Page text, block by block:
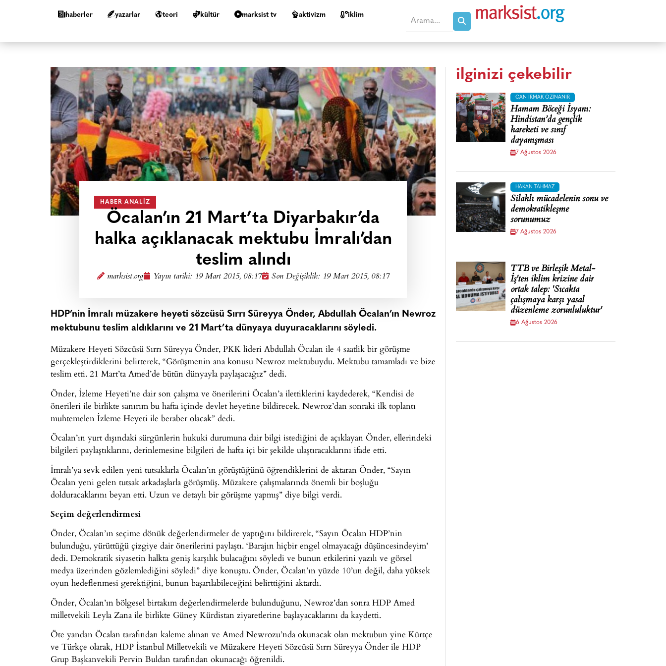
haberler yazarlar teori kültür marksist tv aktivizm i̇klim
HABER ANALIZ
Öcalan’ın 21 Mart’ta Diyarbakır’da
halka açıklanacak mektubu İmralı’dan
teslim alındı
marksist.org Yayın tarihi: 19 Mart 2015, 08:17 Son Değişiklik: 19 Mart 2015, 08:17
HDP’nin İmralı müzakere heyeti sözcüsü Sırrı Süreyya Önder, Abdullah Öcalan’ın Newroz
mektubunu teslim aldıklarını ve 21 Mart’ta dünyaya duyuracaklarını söyledi.
Müzakere Heyeti Sözcüsü Sırrı Süreyya Önder, PKK lideri Abdullah Öcalan ile 4 saatlik bir görüşme
gerçekleştirdiklerini belirterek, “Görüşmenin ana konusu Newroz mektubuydu. Mektubu tamamladı ve bize
teslim etti. 21 Mart’ta Amed’de bütün dünyayla paylaşacağız” dedi.
Önder, İzleme Heyeti’ne dair son çalışma ve önerilerini Öcalan’a ilettiklerini kaydederek, “Kendisi de
önerileri ile birlikte sanırım bu hafta içinde devlet heyetine bildirecek. Newroz’dan sonraki ilk toplantı
muhtemelen İzleme Heyeti ile beraber olacak” dedi.
Öcalan’ın yurt dışındaki sürgünlerin hukuki durumuna dair bilgi istediğini de açıklayan Önder, ellerindeki
bilgileri paylaştıklarını, derinlemesine bilgileri de hafta içi bir şekilde ulaştıracaklarını ifade etti.
İmralı’ya sevk edilen yeni tutsaklarla Öcalan’ın görüştüğünü öğrendiklerini de aktaran Önder, “Sayın
Öcalan yeni gelen tutsak arkadaşlarla görüşmüş. Müzakere çalışmalarında önemli bir boşluğu
dolduracaklarını beyan etti. Uzun ve detaylı bir görüşme yapmış” diye bilgi verdi.
Seçim değerlendirmesi
Önder, Öcalan’ın seçime dönük değerlendirmeler de yaptığını bildirerek, “Sayın Öcalan HDP’nin
bulunduğu, yürüttüğü çizgiye dair önerilerini paylaştı. ‘Barajın hiçbir engel olmayacağı düşüncesindeyim’
dedi. Demokratik siyasetin halkta geniş karşılık bulacağını söyledi ve bunun etkilerini yazılı ve görsel
medya üzerinden gözlemlediğini söyledi” diye konuştu. Önder, Öcalan’ın yüzde 10’un değil, daha yüksek
oyun hedeflenmesi gerektiğini, bunun başarılabileceğini belirttiğini aktardı.
Önder, Öcalan’ın bölgesel birtakım değerlendirmelerde bulunduğunu, Newroz’dan sonra HDP Amed
milletvekili Leyla Zana ile birlikte Güney Kürdistan ziyaretlerine başlayacaklarını da kaydetti.
Öte yandan Öcalan tarafından kaleme alınan ve Amed Newrozu’nda okunacak olan mektubun yine Kürtçe
ve Türkçe olarak, HDP İstanbul Milletvekili ve Müzakere Heyeti Sözcüsü Sırrı Süreyya Önder ile HDP
Grup Başkanvekili Pervin Buldan tarafından okunacağı öğrenildi.
ilginizi çekebilir
CAN IRMAK ÖZINANIR
Hamam Böceği İsyanı:
Hindistan’da gençlik
hareketi ve sınıf
dayanışması
7 Ağustos 2026
HAKAN TAHMAZ
Silahlı mücadelenin sonu ve
demokratikleşme
sorunumuz
7 Ağustos 2026
TTB ve Birleşik Metal-
İş'ten iklim krizine dair
ortak talep: 'Sıcakta
çalışmaya karşı yasal
düzenleme zorunluluktur'
6 Ağustos 2026